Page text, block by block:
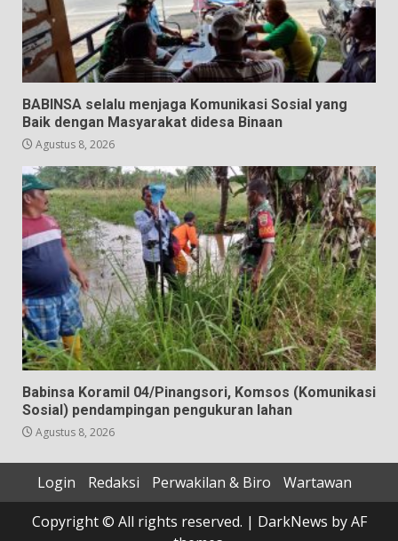
BABINSA selalu menjaga Komunikasi Sosial yang
Baik dengan Masyarakat didesa Binaan
Agustus 8, 2026
Babinsa Koramil 04/Pinangsori, Komsos (Komunikasi
Sosial) pendampingan pengukuran lahan
Agustus 8, 2026
Login Redaksi Perwakilan & Biro
Wartawan
Copyright © All rights reserved. | DarkNews by AF